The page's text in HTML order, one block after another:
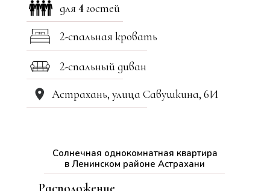
Солнечная однокомнатная квартира
в Ленинском районе Астрахани
для 4гостей
2-спальная кровать
2-спальный диван
Астрахань, улица Савушкина, 6И